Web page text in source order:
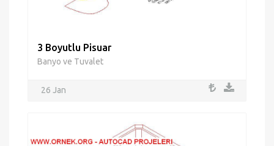
3 Boyutlu Pisuar
Banyo ve Tuvalet
26 Jan